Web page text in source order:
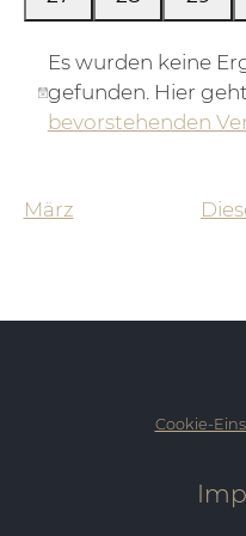
Veranstaltungen
Hinweis
Es wurden keine
gefunden. Hier
bevorstehenden
März
Cookie-